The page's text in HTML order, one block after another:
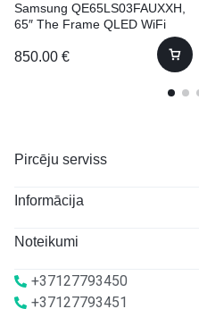
Samsung QE65LS03FAUXXH,
65″ The Frame QLED WiFi
850.00 €
Pircēju serviss
Informācija
Noteikumi
+37127793450
+37127793451